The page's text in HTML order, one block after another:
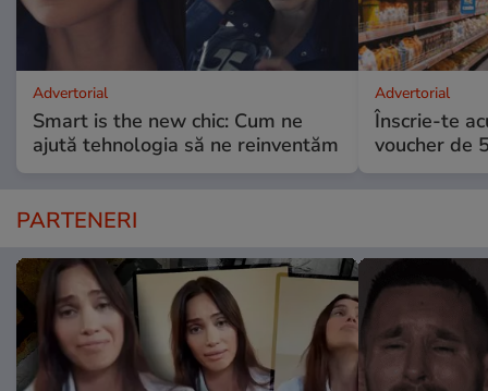
Advertorial
Smart is the new chic: Cum ne
ajută tehnologia să ne reinventăm
Advertorial
Înscrie-te
voucher de
PARTENERI